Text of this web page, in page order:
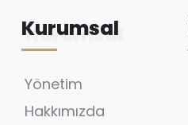
Kurumsal
Yönetim
Hakkımızda